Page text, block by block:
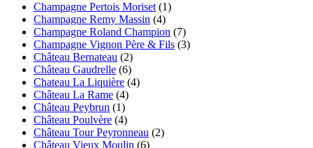
Champagne Pertois Moriset (1)
Champagne Remy Massin (4)
Champagne Roland Champion (7)
Champagne Vignon Père & Fils (3)
Château Bernateau (2)
Château Gaudrelle (6)
Chateau La Liquière (4)
Château La Rame (4)
Château Peybrun (1)
Château Poulvère (4)
Château Tour Peyronneau (2)
Château Vieux Moulin (6)